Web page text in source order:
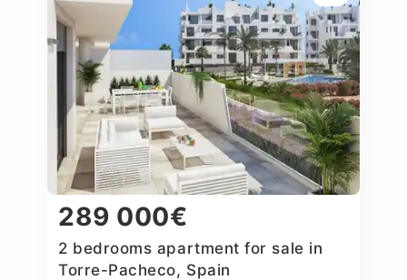
289 000€
2 bedrooms apartment for sale in
Torre-Pacheco, Spain